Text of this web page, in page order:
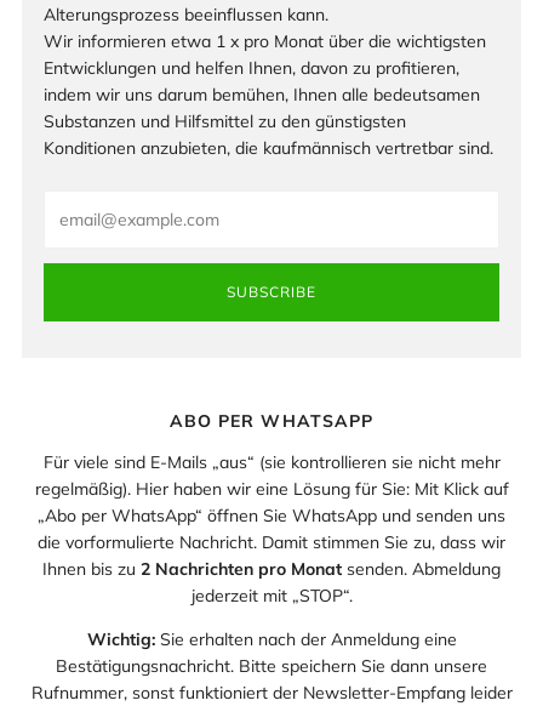
Alterungsprozess beeinflussen kann.
Wir informieren etwa 1 x pro Monat über die wichtigsten
Entwicklungen und helfen Ihnen, davon zu profitieren,
indem wir uns darum bemühen, Ihnen alle bedeutsamen
Substanzen und Hilfsmittel zu den günstigsten
Konditionen anzubieten, die kaufmännisch vertretbar sind.
SUBSCRIBE
ABO PER WHATSAPP
Für viele sind E-Mails „aus“ (sie kontrollieren sie nicht mehr
regelmäßig). Hier haben wir eine Lösung für Sie: Mit Klick auf
„Abo per WhatsApp“ öffnen Sie WhatsApp und senden uns
die vorformulierte Nachricht. Damit stimmen Sie zu, dass wir
Ihnen bis zu 2 Nachrichten pro Monat senden. Abmeldung
jederzeit mit „STOP“.
Wichtig:Sie erhalten nach der Anmeldung eine
Bestätigungsnachricht. Bitte speichern Sie dann unsere
Rufnummer, sonst funktioniert der Newsletter-Empfang leider